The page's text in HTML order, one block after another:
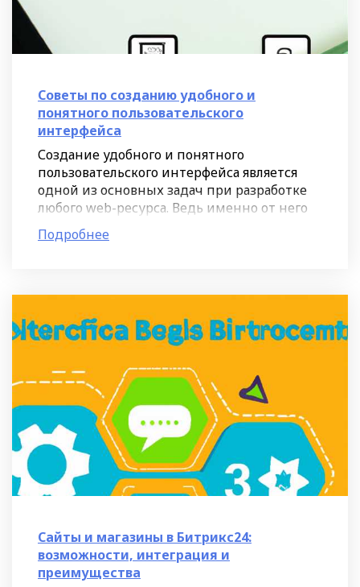
Советы по созданию удобного и
понятного пользовательского
интерфейса
Создание удобного и понятного
пользовательского интерфейса является
одной из основных задач при разработке
любого web-ресурса. Ведь именно от него
зависит, насколько легко людям будет
сориентироваться на сайте и
Подробнее
Сайты и магазины в Битрикс24:
возможности, интеграция и
преимущества